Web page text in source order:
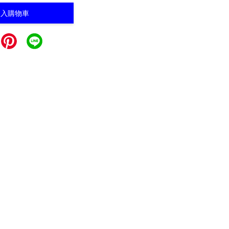
購物車